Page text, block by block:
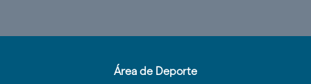
Área de Deporte